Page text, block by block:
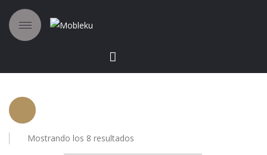
Mostrando los 8 resultados